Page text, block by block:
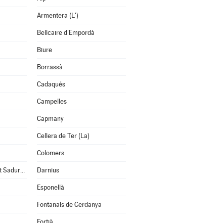
Armentera (L')
Bellcaire d'Empordà
Biure
Borrassà
Cadaqués
Campelles
Capmany
Cellera de Ter (La)
Colomers
Cruïlles, Monells i Sant Sadurní de l'Heura Darnius
Esponellà
Fontanals de Cerdanya